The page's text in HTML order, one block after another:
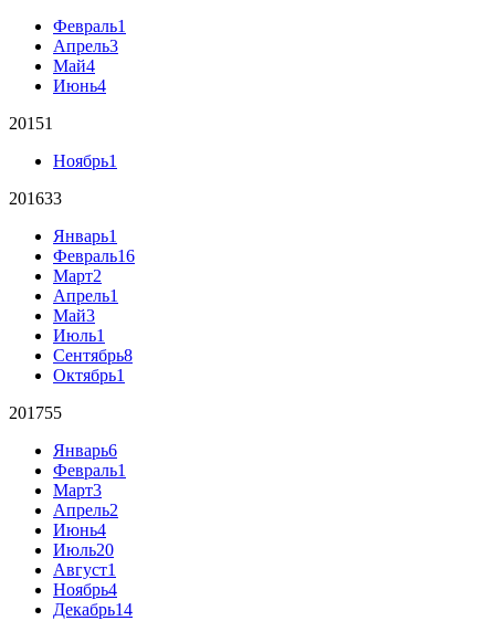
Февраль1
Апрель3
Май4
Июнь4
20151
Ноябрь1
201633
Январь1
Февраль16
Март2
Апрель1
Май3
Июль1
Сентябрь8
Октябрь1
201755
Январь6
Февраль1
Март3
Апрель2
Июнь4
Июль20
Август1
Ноябрь4
Декабрь14